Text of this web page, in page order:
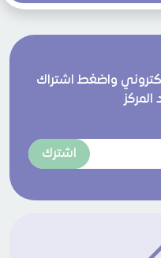
واضغط اشتراك
اشترك